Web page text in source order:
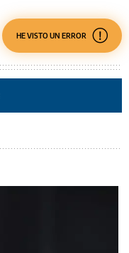
HE VISTO UN ERROR